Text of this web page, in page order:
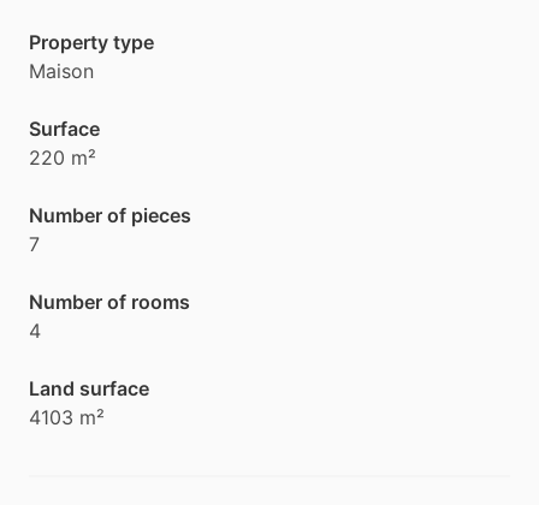
Maison
220 m²
7
4
4103 m²